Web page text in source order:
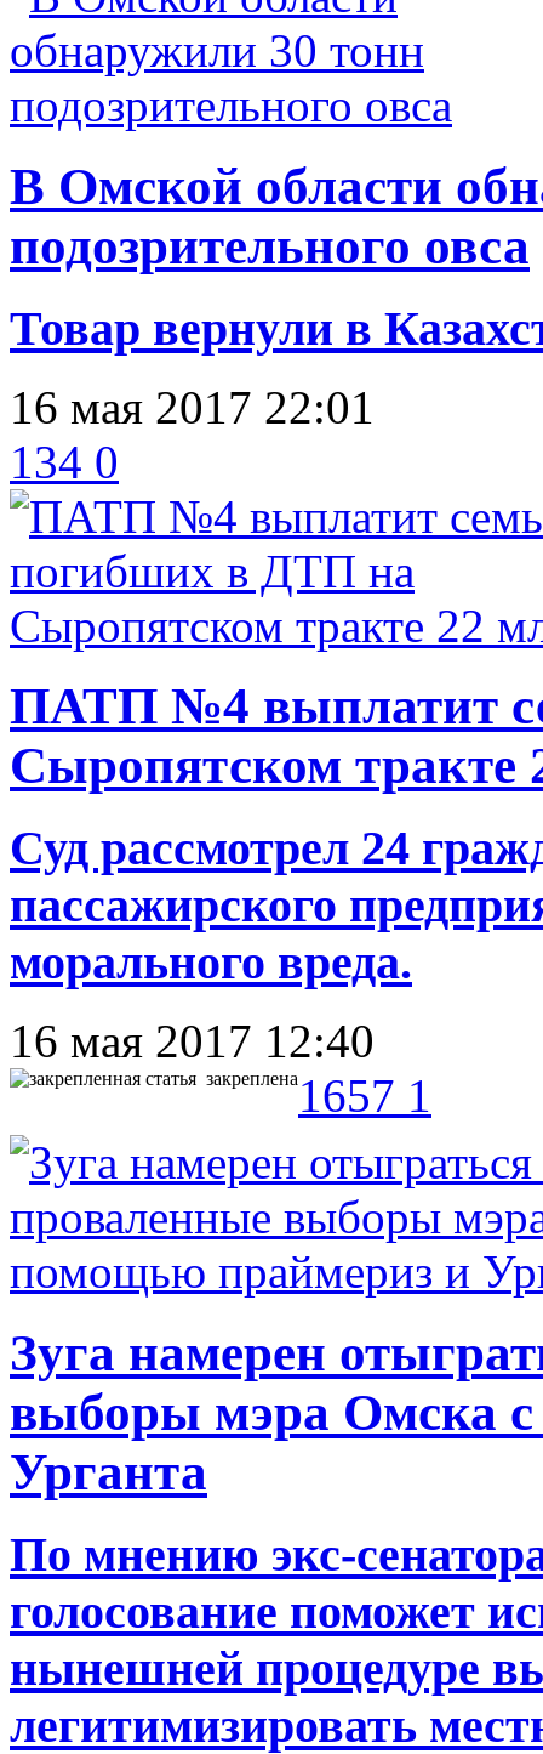
В Омской области
подозрительного овса
Товар вернули в
16 мая 2017 22:01
134 0
ПАТП №4 выплатит
Сыропятском тракте
Суд рассмотрел 24
пассажирского
морального вреда.
16 мая 2017 12:40
закреплена 1657 1
Зуга намерен
выборы мэра Омска
Урганта
По мнению экс-
голосование поможет
нынешней процедуре
легитимизировать